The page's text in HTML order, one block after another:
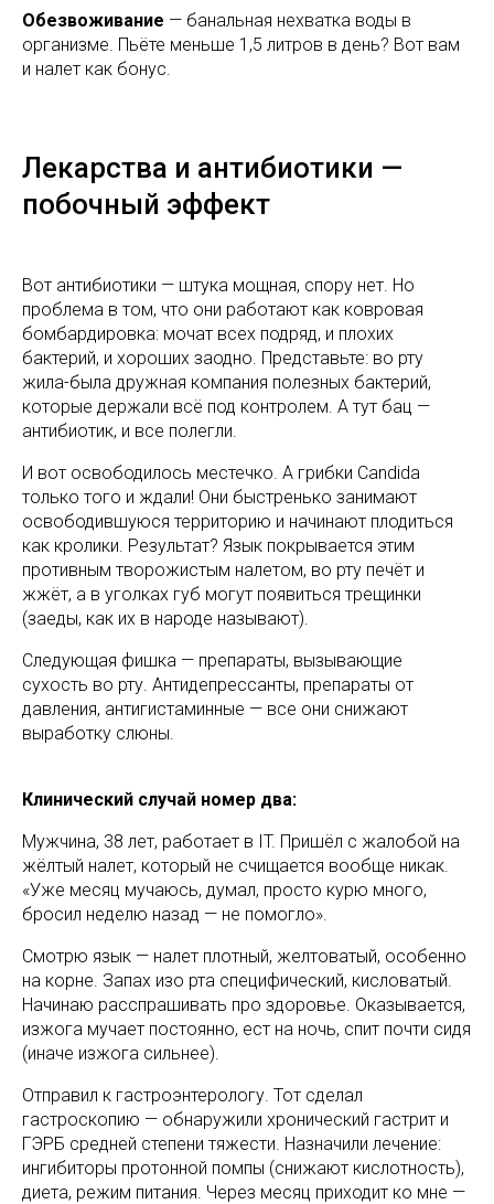
Обезвоживание — банальная нехватка воды в
организме. Пьёте меньше 1,5 литров в день? Вот вам
и налет как бонус.
Лекарства и антибиотики —
побочный эффект
Вот антибиотики — штука мощная, спору нет. Но
проблема в том, что они работают как ковровая
бомбардировка: мочат всех подряд, и плохих
бактерий, и хороших заодно. Представьте: во рту
жила-была дружная компания полезных бактерий,
которые держали всё под контролем. А тут бац —
антибиотик, и все полегли.
И вот освободилось местечко. А грибки Candida
только того и ждали! Они быстренько занимают
освободившуюся территорию и начинают плодиться
как кролики. Результат? Язык покрывается этим
противным творожистым налетом, во рту печёт и
жжёт, а в уголках губ могут появиться трещинки
(заеды, как их в народе называют).
Следующая фишка — препараты, вызывающие
сухость во рту. Антидепрессанты, препараты от
давления, антигистаминные — все они снижают
выработку слюны.
Клинический случай номер два:
Мужчина, 38 лет, работает в IT. Пришёл с жалобой на
жёлтый налет, который не счищается вообще никак.
«Уже месяц мучаюсь, думал, просто курю много,
бросил неделю назад — не помогло».
Смотрю язык — налет плотный, желтоватый, особенно
на корне. Запах изо рта специфический, кисловатый.
Начинаю расспрашивать про здоровье. Оказывается,
изжога мучает постоянно, ест на ночь, спит почти сидя
(иначе изжога сильнее).
Отправил к гастроэнтерологу. Тот сделал
гастроскопию — обнаружили хронический гастрит и
ГЭРБ средней степени тяжести. Назначили лечение:
ингибиторы протонной помпы (снижают кислотность),
диета, режим питания. Через месяц приходит ко мне —